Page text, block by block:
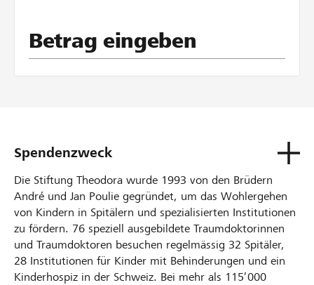
Betrag eingeben
Spendenzweck
Die Stiftung Theodora wurde 1993 von den Brüdern
André und Jan Poulie gegründet, um das Wohlergehen
von Kindern in Spitälern und spezialisierten Institutionen
zu fördern. 76 speziell ausgebildete Traumdoktorinnen
und Traumdoktoren besuchen regelmässig 32 Spitäler,
28 Institutionen für Kinder mit Behinderungen und ein
Kinderhospiz in der Schweiz. Bei mehr als 115’000